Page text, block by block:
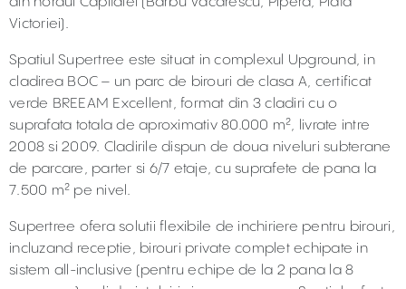
Victoriei).
Spatiul Supertree este situat in complexul Upground, in
cladirea BOC – un parc de birouri de clasa A, certificat
verde BREEAM Excellent, format din 3 cladiri cu o
suprafata totala de aproximativ 80.000 m², livrate intre
2008 si 2009. Cladirile dispun de doua niveluri subterane
de parcare, parter si 6/7 etaje, cu suprafete de pana la
7.500 m² pe nivel.
Supertree ofera solutii flexibile de inchiriere pentru birouri,
incluzand receptie, birouri private complet echipate in
sistem all-inclusive (pentru echipe de la 2 pana la 8